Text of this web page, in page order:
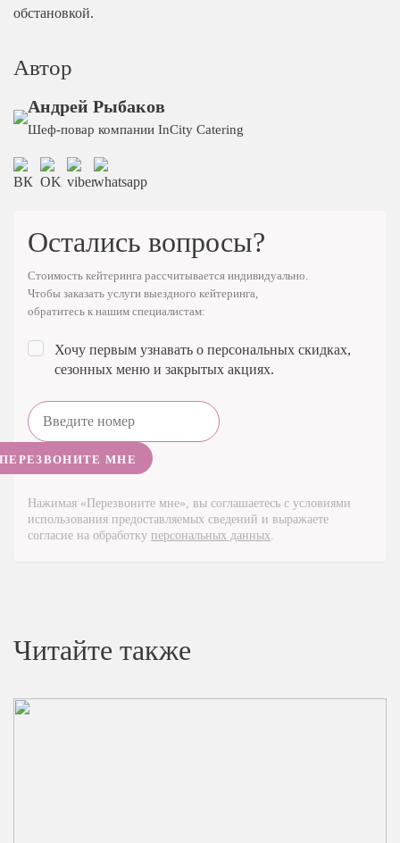
обстановкой.
Автор
Андрей Рыбаков
Шеф-повар компании InCity Catering
Остались вопросы?
Стоимость кейтеринга рассчитывается индивидуально.
Чтобы заказать услуги выездного кейтеринга,
обратитесь к нашим специалистам:
Хочу первым узнавать о персональных скидках,
сезонных меню и закрытых акциях.
Нажимая «Перезвоните мне», вы соглашаетесь с условиями
использования предоставляемых сведений и выражаете
согласие на обработку персональных данных.
Читайте также